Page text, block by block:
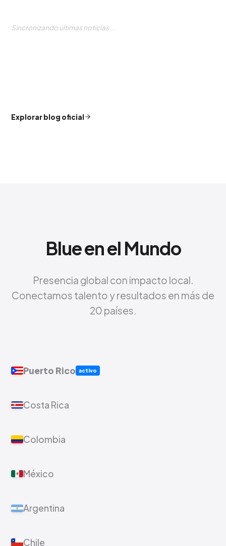
Sincronizando últimas noticias...
Explorar blog oficial
Blue en el Mundo
Presencia global con impacto local.
Conectamos talento y resultados en más de
20 países.
Puerto Rico activo
Costa Rica
Colombia
México
Argentina
Chile